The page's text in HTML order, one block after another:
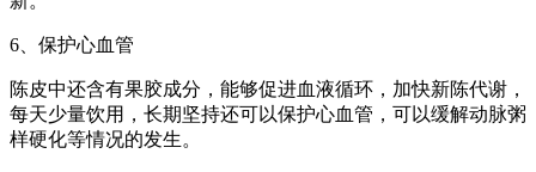
6、保护心血管
陈皮中还含有果胶成分，能够促进血液循环，加快新陈代谢，
每天少量饮用，长期坚持还可以保护心血管，可以缓解动脉粥
样硬化等情况的发生。